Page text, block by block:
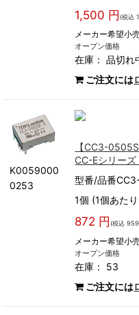
1,500 円 (税込
メーカー希望小
オープン価格
在庫：品切れ
ご注文には
K0059000
0253
【CC3-
CC-Eシリーズ
型番/品番
1個 (1個あた
872 円 (税込
メーカー希望小
オープン価格
在庫： 53
ご注文には